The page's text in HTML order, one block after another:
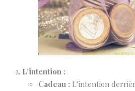
L’intention :
Cadeau : L’intention